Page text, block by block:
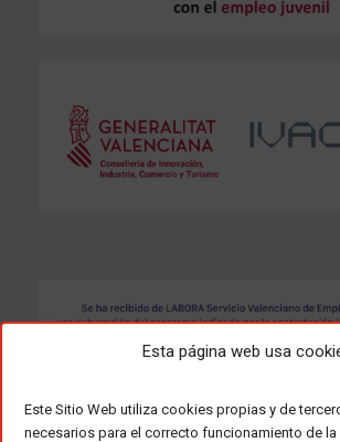
Esta página web usa
Este Sitio Web utiliza cookies propias y de
necesarios para el correcto funcionamiento de la